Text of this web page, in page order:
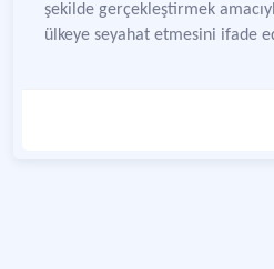
şekilde gerçekleştirmek
ülkeye seyahat etmesini ifade